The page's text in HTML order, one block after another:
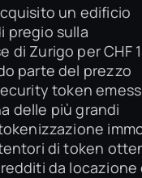
un edificio
pregio sulla
di Zurigo per CHF
parte del prezzo
token
delle più grandi
di token
da locazione